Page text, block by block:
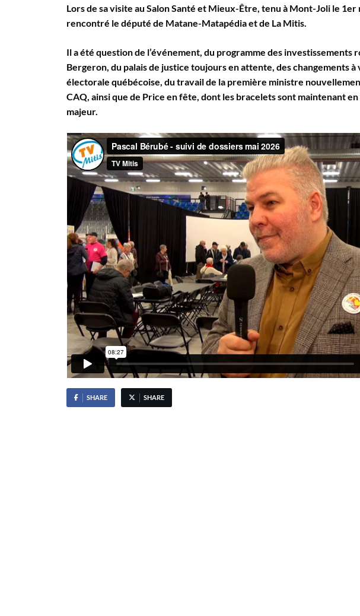
Lors de sa visite au Salon Santé et Mieux-Être, tenu à Mont-Joli le 1er
rencontré le député de Matane-Matapédia et de La Mitis.
Il a été question de l’événement, du programme des investissements
Bergeron, du palais de justice toujours en attente, des changements
électorale québécoise, du travail de la première ministre
CAQ, ainsi que de Price en fête, dont les bracelets sont maintenant
majeur.
SHARE SHARE